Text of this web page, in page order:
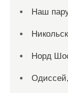
Наш
Норд